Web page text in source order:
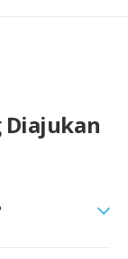
Diajukan